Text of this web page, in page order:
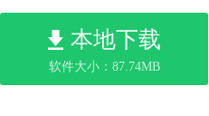
本地下载
软件大小：87.74MB